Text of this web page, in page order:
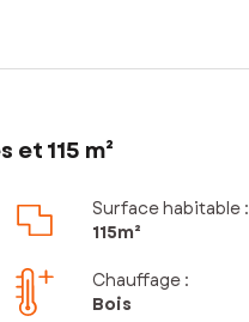
115 m²
Surface habitable :
115m²
Chauffage :
Bois